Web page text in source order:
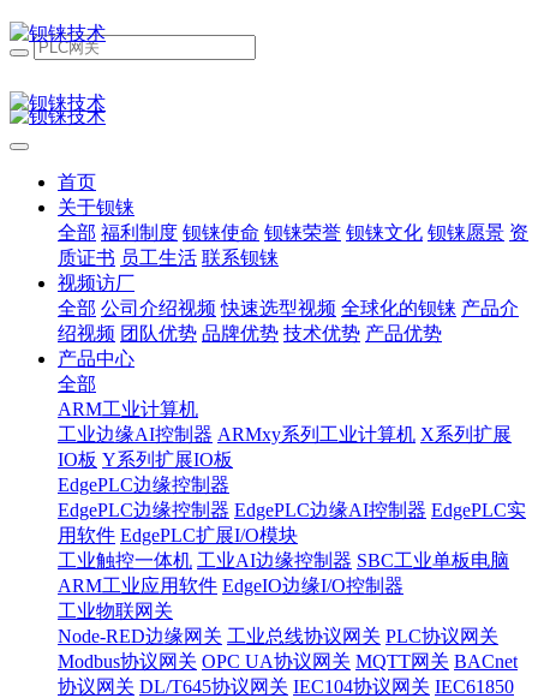
首页
关于钡铼
全部 福利制度 钡铼使命 钡铼荣誉 钡铼文化 钡铼愿景 资
质证书 员工生活 联系钡铼
视频访厂
全部 公司介绍视频 快速选型视频 全球化的钡铼 产品介
绍视频 团队优势 品牌优势 技术优势 产品优势
产品中心
全部
ARM工业计算机
工业边缘AI控制器 ARMxy系列工业计算机 X系列扩展
IO板 Y系列扩展IO板
EdgePLC边缘控制器
EdgePLC边缘控制器 EdgePLC边缘AI控制器 EdgePLC实
用软件 EdgePLC扩展I/O模块
工业触控一体机 工业AI边缘控制器 SBC工业单板电脑
ARM工业应用软件 EdgeIO边缘I/O控制器
工业物联网关
Node-RED边缘网关 工业总线协议网关 PLC协议网关
Modbus协议网关 OPC UA协议网关 MQTT网关 BACnet
协议网关 DL/T645协议网关 IEC104协议网关 IEC61850